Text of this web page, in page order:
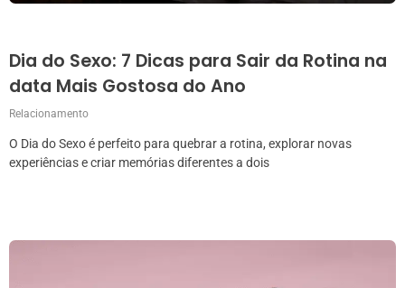
Dia do Sexo: 7 Dicas para Sair da Rotina na
data Mais Gostosa do Ano
Relacionamento
O Dia do Sexo é perfeito para quebrar a rotina, explorar novas
experiências e criar memórias diferentes a dois